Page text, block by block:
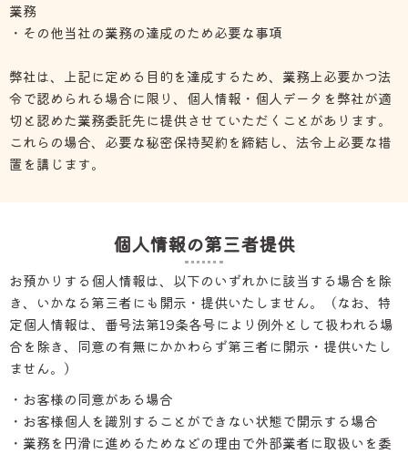
業務
・その他当社の業務の達成のため必要な事項
弊社は、上記に定める目的を達成するため、業務上必要かつ法
令で認められる場合に限り、個人情報・個人データを弊社が適
切と認めた業務委託先に提供させていただくことがあります。
これらの場合、必要な秘密保持契約を締結し、法令上必要な措
置を講じます。
個人情報の第三者提供
お預かりする個人情報は、以下のいずれかに該当する場合を除
き、いかなる第三者にも開示・提供いたしません。（なお、特
定個人情報は、番号法第19条各号により例外として扱われる場
合を除き、同意の有無にかかわらず第三者に開示・提供いたし
ません。）
・お客様の同意がある場合
・お客様個人を識別することができない状態で開示する場合
・業務を円滑に進めるためなどの理由で外部業者に取扱いを委